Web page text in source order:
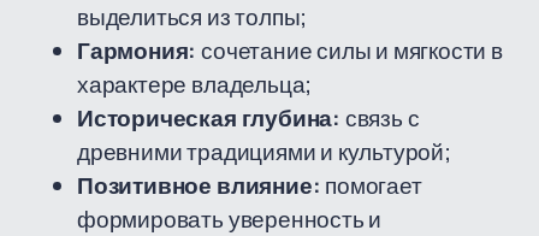
выделиться из толпы;
Гармония: сочетание силы и мягкости в
характере владельца;
Историческая глубина: связь с
древними традициями и культурой;
Позитивное влияние: помогает
формировать уверенность и